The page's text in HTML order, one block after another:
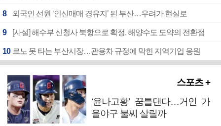
8 외국인 선원 ‘인신매매 경유지’ 된 부산…우려가 현실로
9 [사설] 해수부 신청사 북항으로 확정, 해양수도 도약의 전환점
10 르노 못 타는 부산시장…관용차 규정에 막힌 지역기업 응원
스포츠 +
‘윤나고황’ 꿈틀댄다…거인 가
을야구 불씨 살릴까